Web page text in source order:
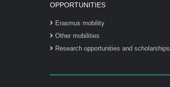
OPPORTUNITIES
Erasmus mobility
Other mobilities
Research opportunities and scholarships